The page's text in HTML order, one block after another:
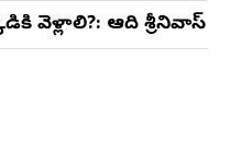
వెళ్లాలి?: ఆది శ్రీనివాస్